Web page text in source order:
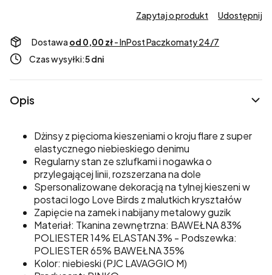
Zapytaj o produkt Udostępnij
Dostawa od 0,00 zł- InPost Paczkomaty 24/7
Czas wysyłki:5 dni
Opis
Dżinsy z pięcioma kieszeniami o kroju flare z super
elastycznego niebieskiego denimu
Regularny stan ze szlufkami i nogawka o
przylegającej linii, rozszerzana na dole
Spersonalizowane dekoracją na tylnej kieszeni w
postaci logo Love Birds z malutkich kryształów
Zapięcie na zamek i nabijany metalowy guzik
Materiał: Tkanina zewnętrzna: BAWEŁNA 83%
POLIESTER 14% ELASTAN 3% - Podszewka:
POLIESTER 65% BAWEŁNA 35%
Kolor: niebieski (PJC LAVAGGIO M)